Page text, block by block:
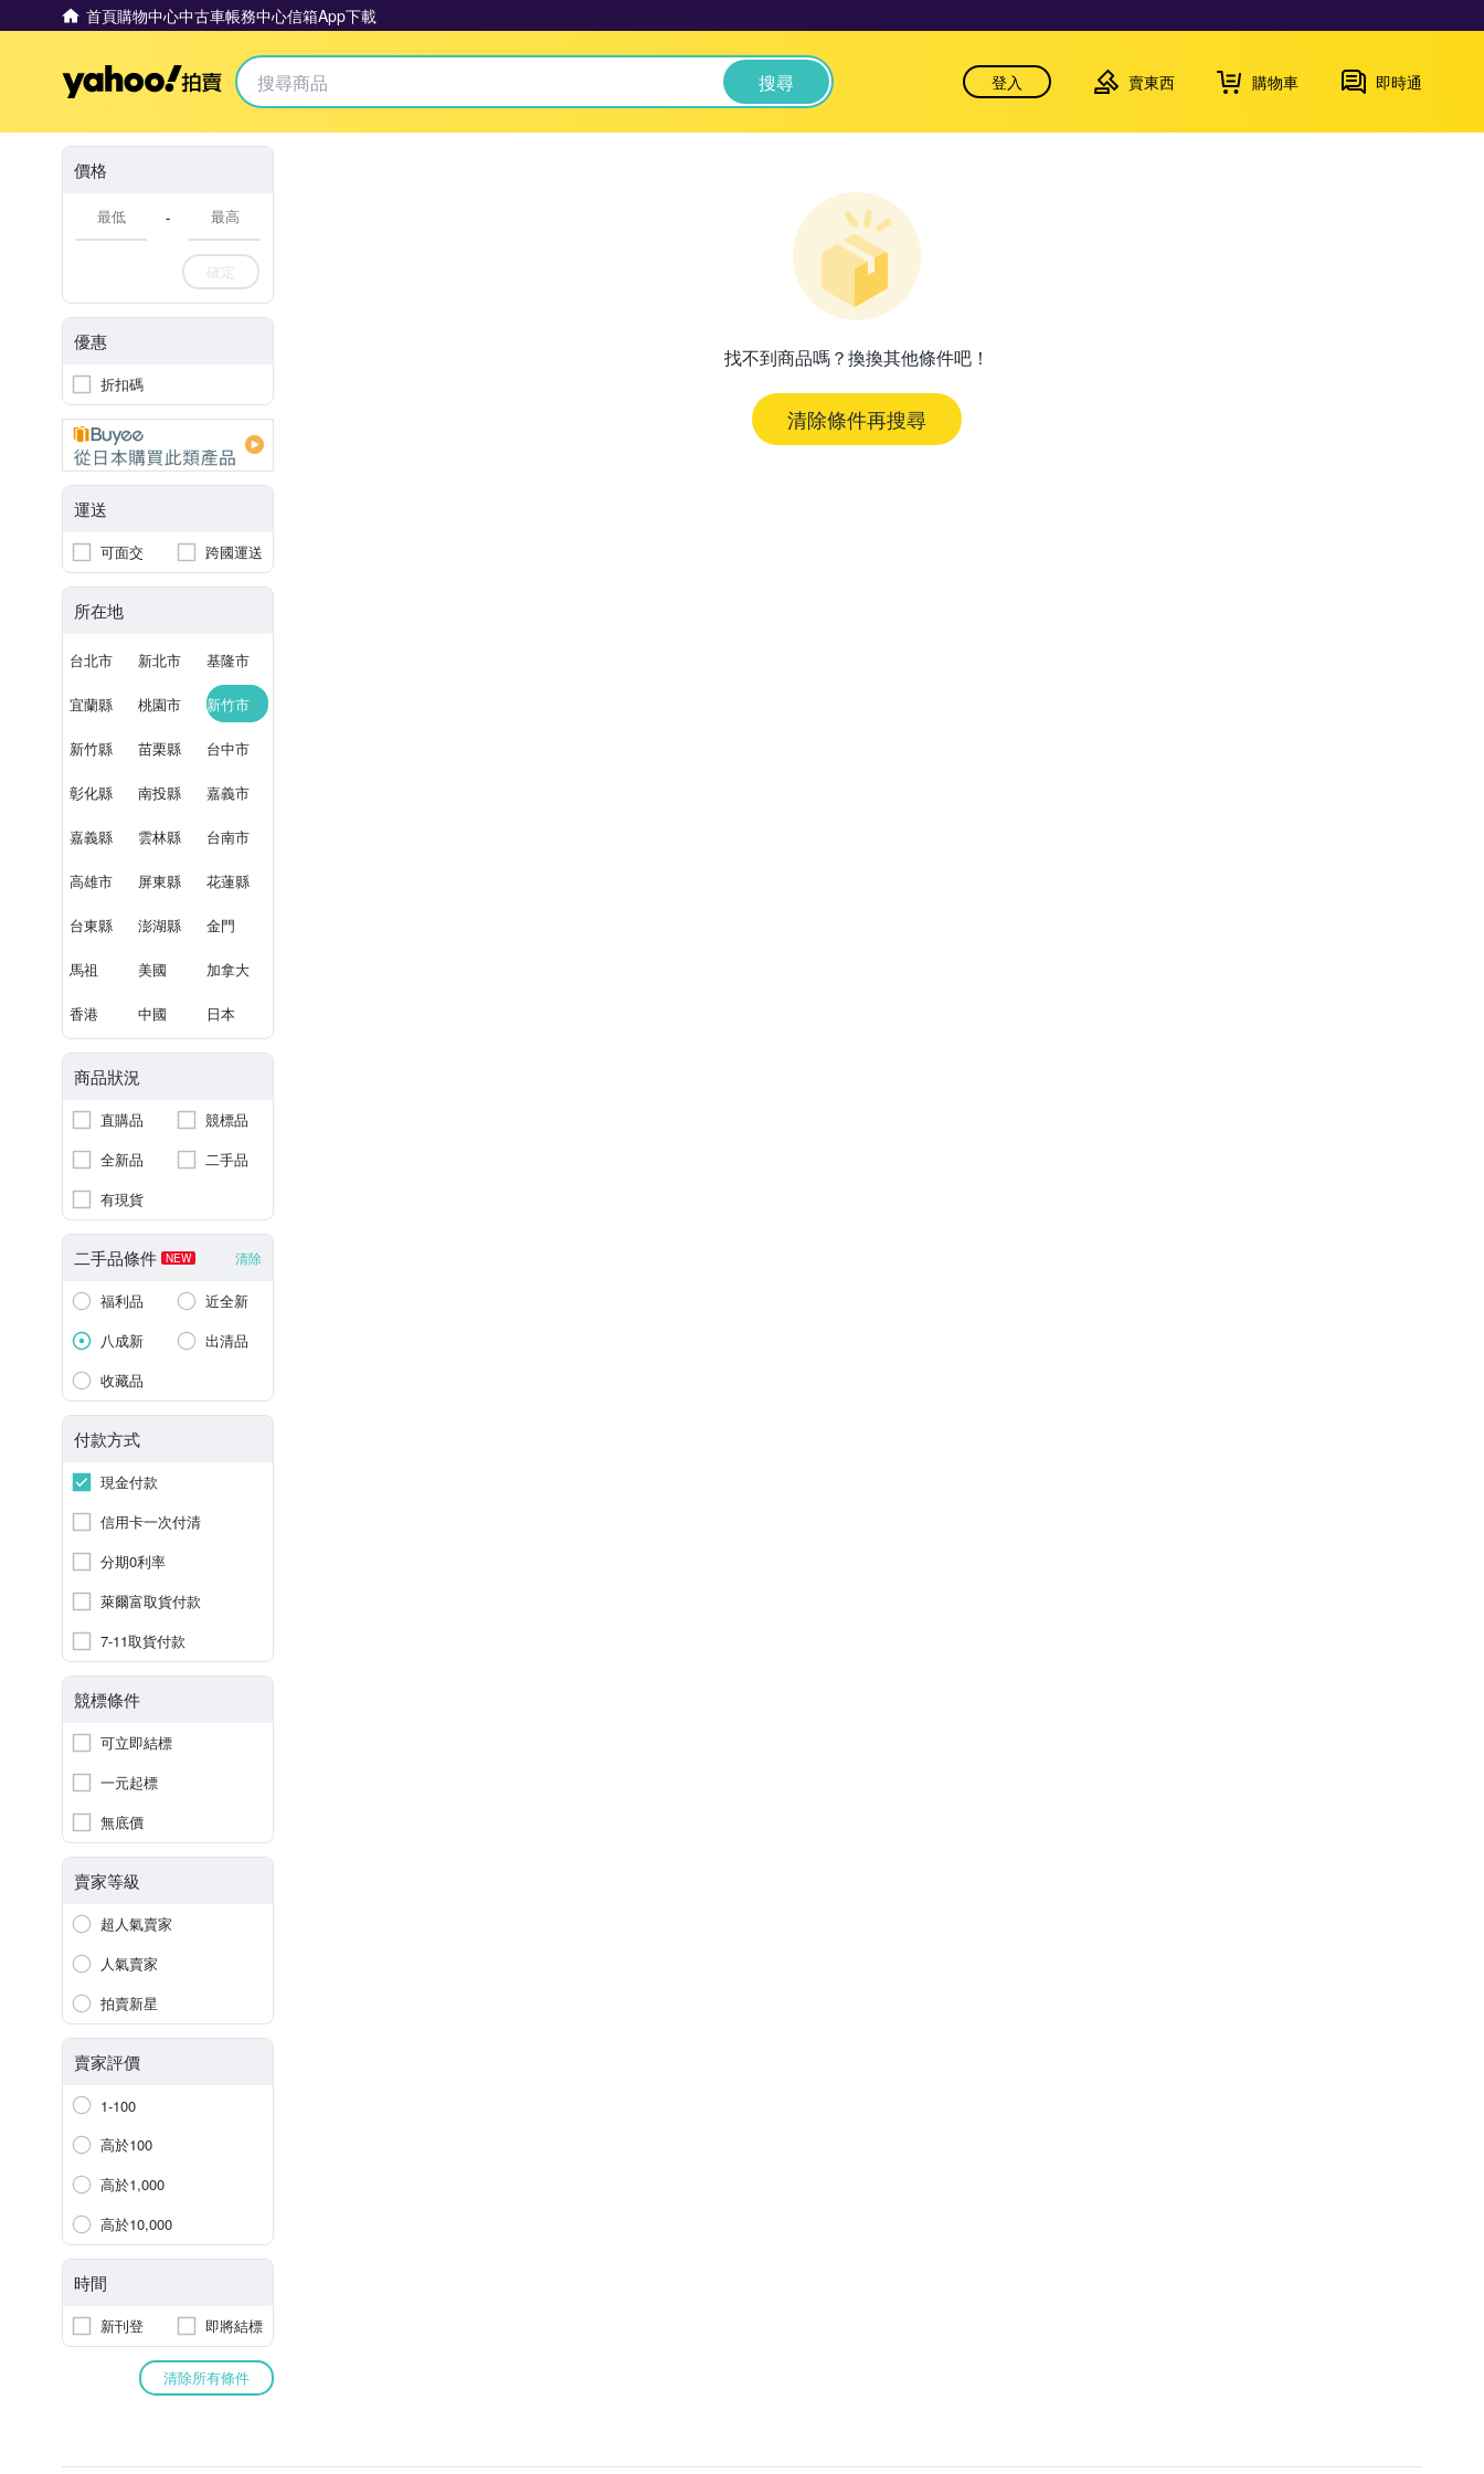
首頁購物中心中古車帳務中心信箱App下載
Yahoo拍賣 搜尋 登入 賣東西 購物車 即時通
價格
-
確定
優惠
折扣碼
運送
可面交 跨國運送
所在地
台北市 新北市 基隆市
宜蘭縣 桃園市 新竹市
新竹縣 苗栗縣 台中市
彰化縣 南投縣 嘉義市
嘉義縣 雲林縣 台南市
高雄市 屏東縣 花蓮縣
台東縣 澎湖縣 金門
馬祖 美國 加拿大
香港 中國 日本
商品狀況
直購品
競標品
全新品
二手品
有現貨
二手品條件 NEW 清除
福利品
近全新
八成新
出清品
收藏品
付款方式
現金付款
信用卡一次付清
分期0利率
萊爾富取貨付款
7-11取貨付款
競標條件
可立即結標
一元起標
無底價
賣家等級
超人氣賣家
人氣賣家
拍賣新星
賣家評價
1-100
高於100
高於1,000
高於10,000
時間
新刊登 即將結標
清除所有條件
找不到商品嗎？換換其他條件吧！
清除條件再搜尋